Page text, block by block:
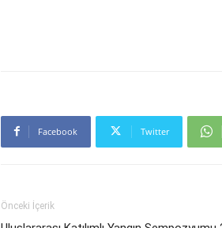
Facebook Twitter
Önceki İçerik